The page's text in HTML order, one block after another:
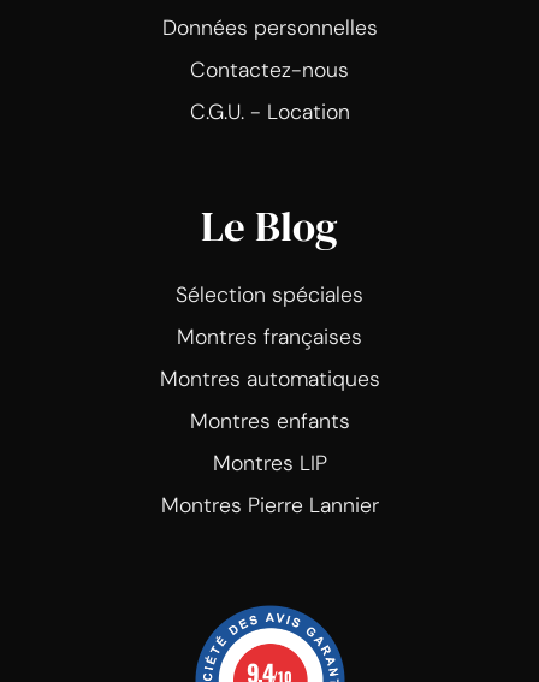
Données personnelles
Contactez-nous
C.G.U. - Location
Le Blog
Sélection spéciales
Montres françaises
Montres automatiques
Montres enfants
Montres LIP
Montres Pierre Lannier
9.4/10